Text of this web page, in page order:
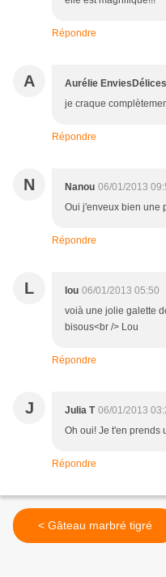
Répondre
A Aurélie EnviesDélices
je craque
Répondre
N Nanou 06/01/2013
Oui j'enveux bien une
Répondre
L lou 06/01/2013 05:50
voià une jolie galette
bisous<br /> Lou
Répondre
J Julia T 06/01/2013
Oh oui! Je t'en prends
Répondre
< Gâteau marbré tigré